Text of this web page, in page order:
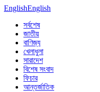
EnglishEnglish
সর্বশেষ
জাতীয়
বাণিজ্য
খেলাধুলা
সারাদেশ
বিশেষ সংবাদ
ফিচার
আন্তর্জাতিক